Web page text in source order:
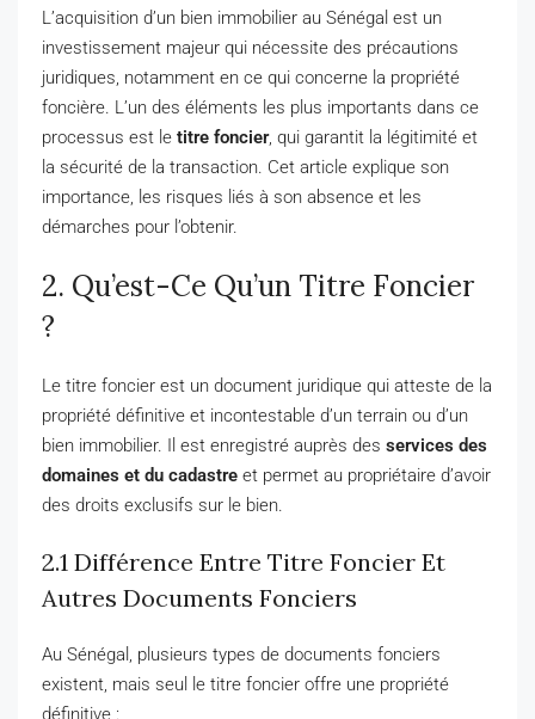
L’acquisition d’un bien immobilier au Sénégal est un
investissement majeur qui nécessite des précautions
juridiques, notamment en ce qui concerne la propriété
foncière. L’un des éléments les plus importants dans ce
processus est le titre foncier, qui garantit la légitimité et
la sécurité de la transaction. Cet article explique son
importance, les risques liés à son absence et les
démarches pour l’obtenir.
2. Qu’est-Ce Qu’un Titre Foncier
?
Le titre foncier est un document juridique qui atteste de la
propriété définitive et incontestable d’un terrain ou d’un
bien immobilier. Il est enregistré auprès des services des
domaines et du cadastre et permet au propriétaire d’avoir
des droits exclusifs sur le bien.
2.1 Différence Entre Titre Foncier Et
Autres Documents Fonciers
Au Sénégal, plusieurs types de documents fonciers
existent, mais seul le titre foncier offre une propriété
définitive :